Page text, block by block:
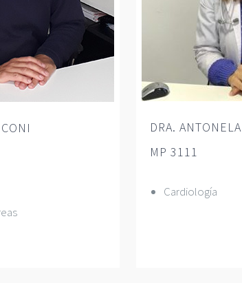
DRA.
MP 3111
Cardiología